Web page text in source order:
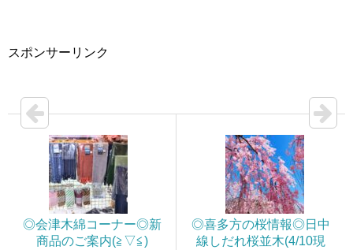
スポンサーリンク
◎会津木綿コーナー◎新
商品のご案内(≧▽≦)
◎喜多方の桜情報◎日中
線しだれ桜並木(4/10現